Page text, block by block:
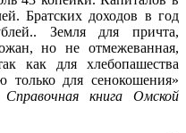
Братских доходов в год
Земля для причта,
но не отмежеванная,
как для хлебопашества
только для сенокошения»
книга Омской